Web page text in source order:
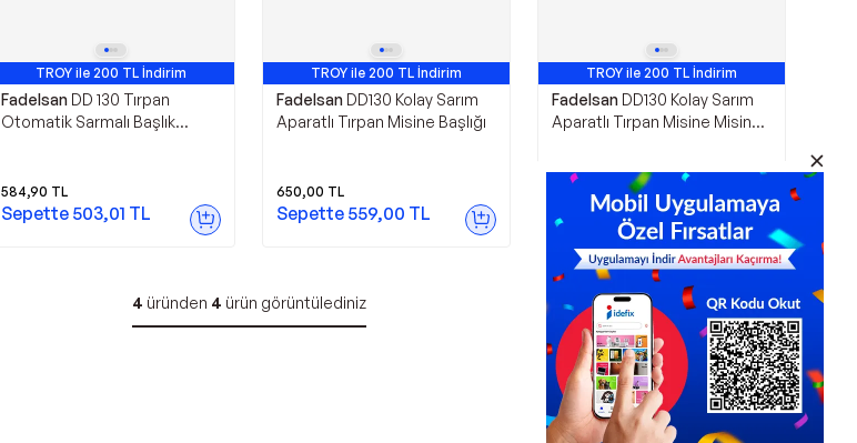
TROY ile 200 TL İndirim
Fadelsan DD 130 Tırpan
Otomatik Sarmalı Başlık
584,90 TL
Sepette 503,01 TL
TROY ile 200 TL İndirim
Fadelsan DD130 Kolay Sarım
Aparatlı Tırpan Misine Başlığı
650,00 TL
Sepette 559,00 TL
TROY ile 200 TL İndirim
Fadelsan DD130 Kolay Sarım
Aparatlı Tırpan Misine Misina
1.065,00TL
Sepette915,90TL
4 üründen 4 ürün görüntülediniz